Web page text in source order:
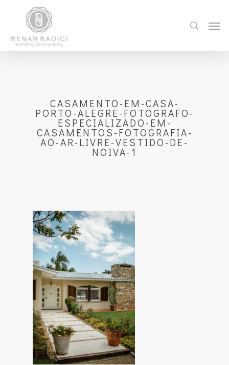
CASAMENTO-EM-CASA-
PORTO-ALEGRE-FOTOGRAFO-
ESPECIALIZADO-EM-
CASAMENTOS-FOTOGRAFIA-
AO-AR-LIVRE-VESTIDO-DE-
NOIVA-1